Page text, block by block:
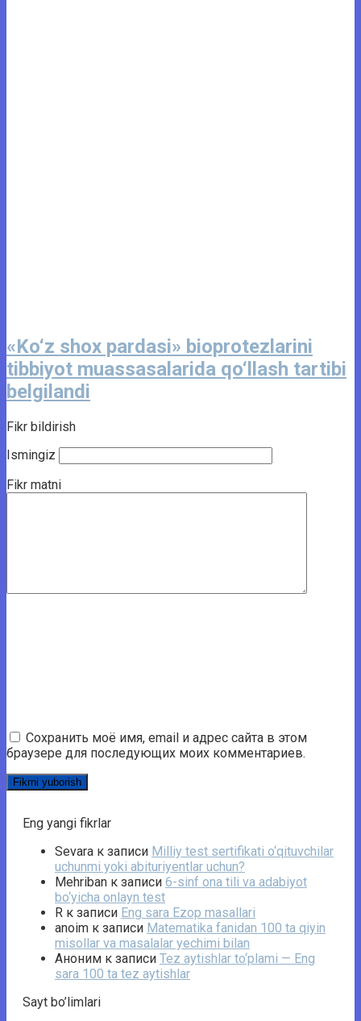
«Ko‘z shox pardasi» bioprotezlarini
tibbiyot muassasalarida qo‘llash tartibi
belgilandi
Fikr bildirish
Ismingiz
Fikr matni
Сохранить моё имя, email и адрес сайта в этом
браузере для последующих моих комментариев.
Eng yangi fikrlar
Sevara к записи Milliy test sertifikati o‘qituvchilar
uchunmi yoki abituriyentlar uchun?
Mehriban к записи 6-sinf ona tili va adabiyot
bo‘yicha onlayn test
R к записи Eng sara Ezop masallari
anoim к записи Matematika fanidan 100 ta qiyin
misollar va masalalar yechimi bilan
Аноним к записи Tez aytishlar to‘plami — Eng
sara 100 ta tez aytishlar
Sayt bo’limlari